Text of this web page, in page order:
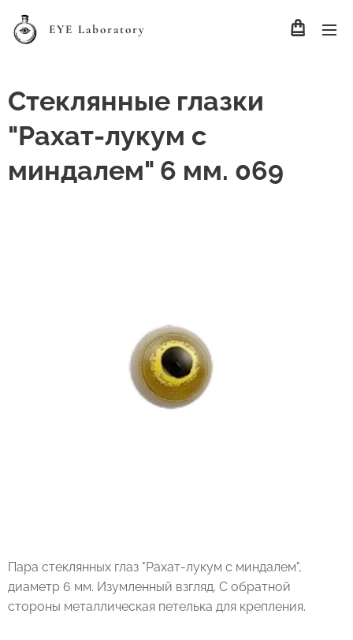
EYE Laboratory
Стеклянные глазки
"Рахат-лукум с
миндалем" 6 мм. 069
Пара стеклянных глаз "Рахат-лукум с миндалем",
диаметр 6 мм. Изумленный взгляд. С обратной
стороны металлическая петелька для крепления.